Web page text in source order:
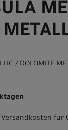
/ DOLOMITE
Versandkosten für